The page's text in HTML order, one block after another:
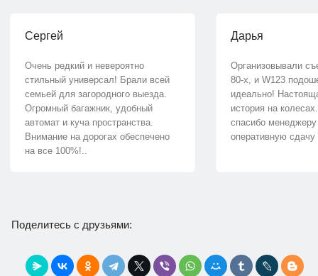
Сергей
Очень редкий и невероятно
стильный универсал! Брали всей
семьей для загородного выезда.
Огромный багажник, удобный
автомат и куча пространства.
Внимание на дорогах обеспечено
на все 100%!..
Дарья
Организовывали
80-х, и W123
идеально!
история на
спасибо
оперативную
Поделитесь с друзьями: